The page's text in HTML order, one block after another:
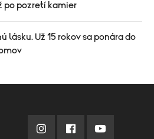
po pozretí kamier
lásku. Už 15 rokov sa ponára do